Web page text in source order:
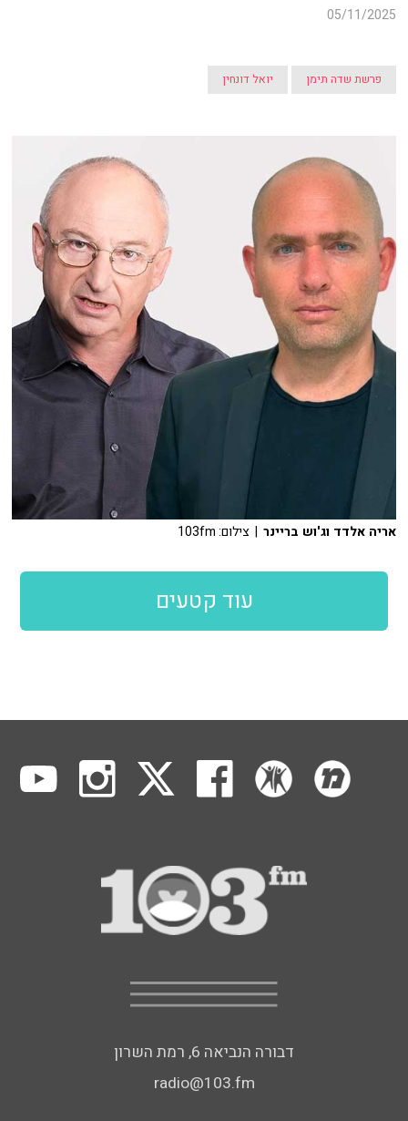
05/11/2025
פרשת שדה תימן יואל דונחין
אריה אלדד וג'וש בריינר | צילום: 103fm
עוד קטעים
דבורה הנביאה 6, רמת השרון
radio@103.fm